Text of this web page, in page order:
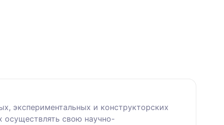
экспериментальных и конструкторских
осуществлять свою научно-